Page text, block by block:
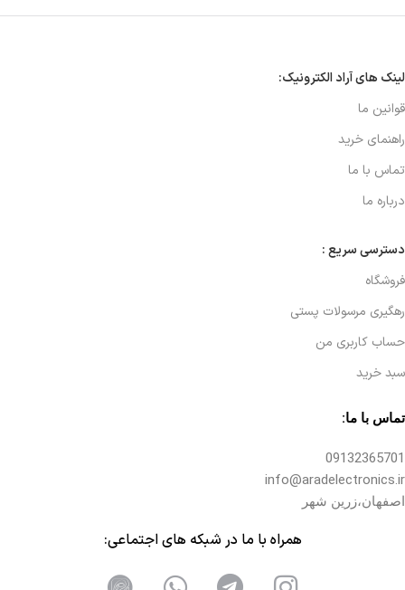
لینک های آراد الکترونیک:
قوانین ما
راهنمای خرید
تماس با ما
درباره ما
دسترسی سریع :
فروشگاه
رهگیری مرسولات پستی
حساب کاربری من
سبد خرید
تماس با ما:
09132365701
info@aradelectronics.ir
اصفهان،زرین شهر
همراه با ما در شبکه های اجتماعی: